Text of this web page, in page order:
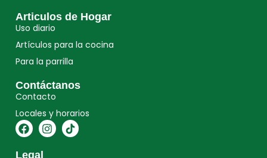
Articulos de Hogar
Uso diario
Artículos para la cocina
Para la parrilla
Contáctanos
Contacto
Locales y horarios
Legal